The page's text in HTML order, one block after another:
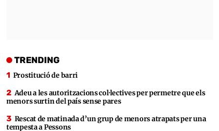
TRENDING
Prostitució de barri
Adeu a les autoritzacions col·lectives per permetre que els
menors surtin del país sense pares
Rescat de matinada d’un grup de menors atrapats per una
tempesta a Pessons